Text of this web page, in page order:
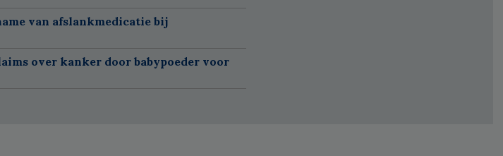
van afslankmedicatie bij
over kanker door babypoeder voor